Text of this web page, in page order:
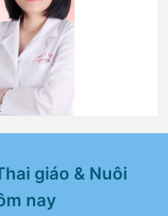
giáo & Nuôi
nay